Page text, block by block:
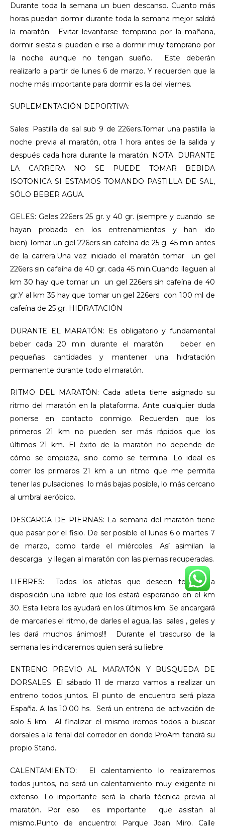
Durante toda la semana un buen descanso. Cuanto más
horas puedan dormir durante toda la semana mejor saldrá
la maratón. Evitar levantarse temprano por la mañana,
dormir siesta si pueden e irse a dormir muy temprano por
la noche aunque no tengan sueño. Este deberán
realizarlo a partir de lunes 6 de marzo. Y recuerden que la
noche más importante para dormir es la del viernes.
SUPLEMENTACIÓN DEPORTIVA:
Sales: Pastilla de sal sub 9 de 226ers.Tomar una pastilla la
noche previa al maratón, otra 1 hora antes de la salida y
después cada hora durante la maratón. NOTA: DURANTE
LA CARRERA NO SE PUEDE TOMAR BEBIDA
ISOTONICA SI ESTAMOS TOMANDO PASTILLA DE SAL,
SÓLO BEBER AGUA.
GELES: Geles 226ers 25 gr. y 40 gr. (siempre y cuando se
hayan probado en los entrenamientos y han ido
bien) Tomar un gel 226ers sin cafeína de 25 g. 45 min antes
de la carrera.Una vez iniciado el maratón tomar un gel
226ers sin cafeína de 40 gr. cada 45 min.Cuando lleguen al
km 30 hay que tomar un un gel 226ers sin cafeína de 40
gr.Y al km 35 hay que tomar un gel 226ers con 100 ml de
cafeína de 25 gr. HIDRATACIÓN
DURANTE EL MARATÓN: Es obligatorio y fundamental
beber cada 20 min durante el maratón . beber en
pequeñas cantidades y mantener una hidratación
permanente durante todo el maratón.
RITMO DEL MARATÓN: Cada atleta tiene asignado su
ritmo del maratón en la plataforma. Ante cualquier duda
ponerse en contacto conmigo. Recuerden que los
primeros 21 km no pueden ser más rápidos que los
últimos 21 km. El éxito de la maratón no depende de
cómo se empieza, sino como se termina. Lo ideal es
correr los primeros 21 km a un ritmo que me permita
tener las pulsaciones lo más bajas posible, lo más cercano
al umbral aeróbico.
DESCARGA DE PIERNAS: La semana del maratón tiene
que pasar por el fisio. De ser posible el lunes 6 o martes 7
de marzo, como tarde el miércoles. Así asimilan la
descarga y llegan al maratón con las piernas recuperadas.
LIEBRES: Todos los atletas que deseen tendrán a
disposición una liebre que los estará esperando en el km
30. Esta liebre los ayudará en los últimos km. Se encargará
de marcarles el ritmo, de darles el agua, las sales , geles y
les dará muchos ánimos!!! Durante el trascurso de la
semana les indicaremos quien será su liebre.
ENTRENO PREVIO AL MARATÓN Y BUSQUEDA DE
DORSALES: El sábado 11 de marzo vamos a realizar un
entreno todos juntos. El punto de encuentro será plaza
España. A las 10.00 hs. Será un entreno de activación de
solo 5 km. Al finalizar el mismo iremos todos a buscar
dorsales a la ferial del corredor en donde ProAm tendrá su
propio Stand.
CALENTAMIENTO: El calentamiento lo realizaremos
todos juntos, no será un calentamiento muy exigente ni
extenso. Lo importante será la charla técnica previa al
maratón. Por eso es importante que asistan al
mismo.Punto de encuentro: Parque Joan Miro. Calle